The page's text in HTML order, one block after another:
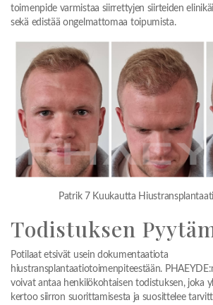
toimenpide varmistaa siirrettyjen siirteiden
sekä edistää ongelmattomaa toipumista.
Patrik 7 Kuukautta
Todistuksen
Potilaat etsivät usein dokumentaatiota
hiustransplantaatiotoimenpiteestään.
voivat antaa henkilökohtaisen todistuksen, joka
kertoo siirron suorittamisesta ja suosittelee